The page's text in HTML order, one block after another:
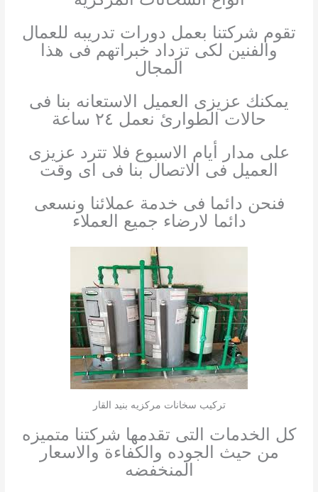
تقوم شركتنا بعمل دورات تدريبه للعمال
والفنين لكى تزداد خبراتهم فى هذا
المجال
يمكنك عزيزى العميل الاستعانه بنا فى
حالات الطوارئ نعمل ٢٤ ساعة
على مدار أيام الاسبوع فلا تترد عزيزى
العميل فى الاتصال بنا فى اى وقت
فنحن دائما فى خدمة عملائنا ونسعى
دائما لارضاء جميع العملاء
تركيب سخانات مركزيه بنيد القار
كل الخدمات التى تقدمها شركتنا متميزه
من حيث الجوده والكفاءة والاسعار
المنخفضه